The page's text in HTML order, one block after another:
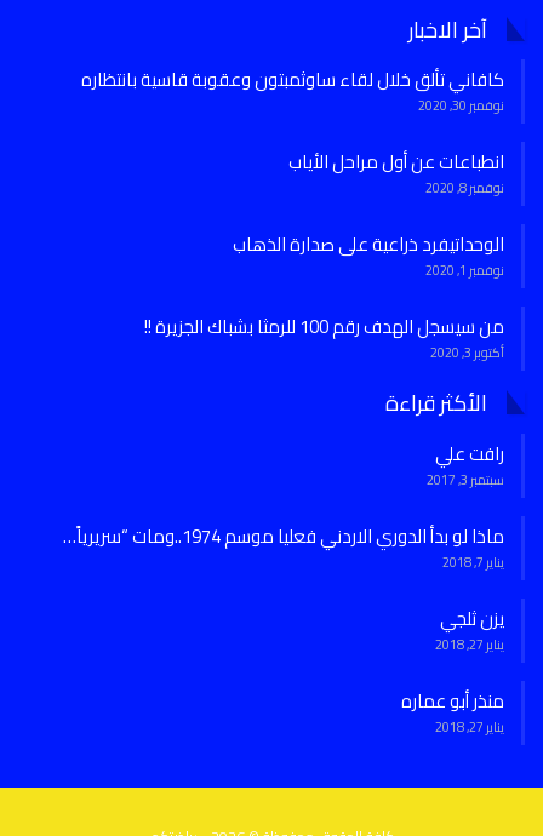
آخر الاخبار
كافاني تألق خلال لقاء ساوثمبتون وعقوبة قاسية بانتظاره
نوفمبر 30, 2020
انطباعات عن أول مراحل الأياب
نوفمبر 8, 2020
الوحداتيفرد ذراعية على صدارة الذهاب
نوفمبر 1, 2020
من سيسجل الهدف رقم 100 للرمثا بشباك الجزيرة !!
أكتوبر 3, 2020
الأكثر قراءة
رافت علي
سبتمبر 3, 2017
ماذا لو بدأ الدوري الاردني فعليا موسم 1974..ومات “سريرياً…
يناير 7, 2018
يزن ثلجي
يناير 27, 2018
منذر أبو عماره
يناير 27, 2018